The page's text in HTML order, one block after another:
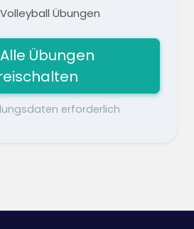
Volleyball Übungen
Alle Übungen
erforderlich